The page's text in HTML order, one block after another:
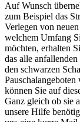
Auf Wunsch
zum Beispiel das
Verlegen von
welchem Umfang
möchten, erhalten
das alle
den schwarzen
können Sie auf
Ganz gleich ob sie
unsere Hilfe